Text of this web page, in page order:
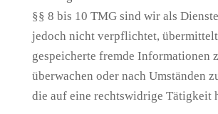
§§ 8 bis 10 TMG sind wir als
jedoch nicht verpflichtet,
gespeicherte fremde Informationen
überwachen oder nach Umständen
die auf eine rechtswidrige Tätigkeit